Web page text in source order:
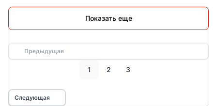
Показать еще
Предыдущая
1 2 3
Следующая